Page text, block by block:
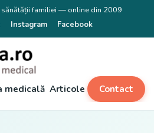
familiei — online din 2009
Instagram Facebook
medicală Articole Contact